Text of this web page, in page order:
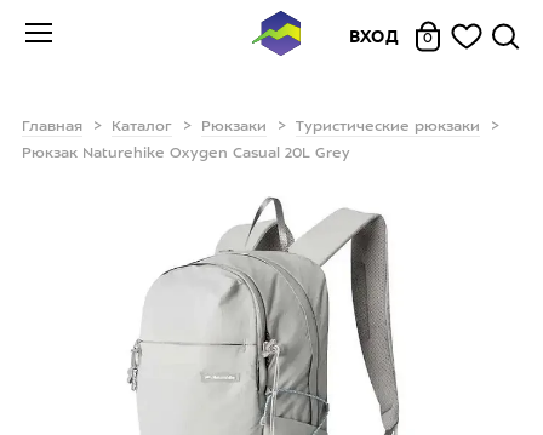
ВХОД 0
Главная Каталог Рюкзаки
Туристические рюкзаки
Рюкзак Naturehike Oxygen Casual 20L Grey